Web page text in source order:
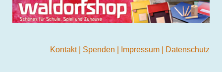
Kontakt Spenden Impressum Datenschutz